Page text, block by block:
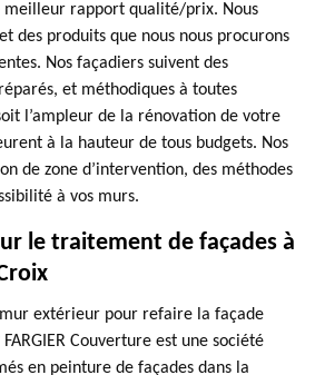
meilleur rapport qualité/prix. Nous
des produits que nous nous procurons
Nos façadiers suivent des
et méthodiques à toutes
l’ampleur de la rénovation de votre
à la hauteur de tous budgets. Nos
de zone d’intervention, des méthodes
à vos murs.
le traitement de façades à
extérieur pour refaire la façade
Couverture est une société
en peinture de façades dans la